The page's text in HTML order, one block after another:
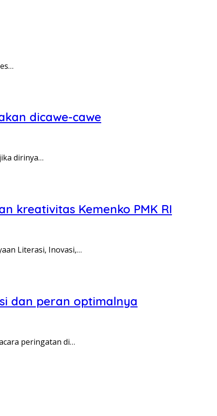
dicawe-cawe
dirinya…
kreativitas Kemenko PMK RI
Literasi, Inovasi,…
dan peran optimalnya
peringatan di…